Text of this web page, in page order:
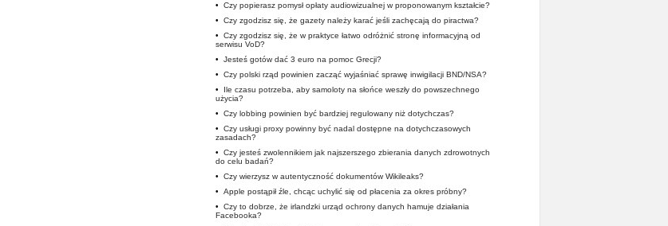
• Czy popierasz pomysł opłaty audiowizualnej w proponowanym kształcie?
• Czy zgodzisz się, że gazety należy karać jeśli zachęcają do piractwa?
• Czy zgodzisz się, że w praktyce łatwo odróżnić stronę informacyjną od
serwisu VoD?
• Jesteś gotów dać 3 euro na pomoc Grecji?
• Czy polski rząd powinien zacząć wyjaśniać sprawę inwigilacji BND/NSA?
•
Ile czasu potrzeba, aby samoloty na słońce weszły do powszechnego
użycia?
• Czy lobbing powinien być bardziej regulowany niż dotychczas?
• Czy usługi proxy powinny być nadal dostępne na dotychczasowych
zasadach?
• Czy jesteś zwolennikiem jak najszerszego zbierania danych zdrowotnych
do celu badań?
• Czy wierzysz w autentyczność dokumentów Wikileaks?
• Apple postąpił źle, chcąc uchylić się od płacenia za okres próbny?
• Czy to dobrze, że irlandzki urząd ochrony danych hamuje działania
Facebooka?